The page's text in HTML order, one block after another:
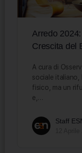
Arredo
Crescita del
A cura di
sociale
fisico, ma un
e,…
Staff